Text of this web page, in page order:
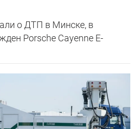
о ДТП в Минске, в
Porsche Cayenne E-